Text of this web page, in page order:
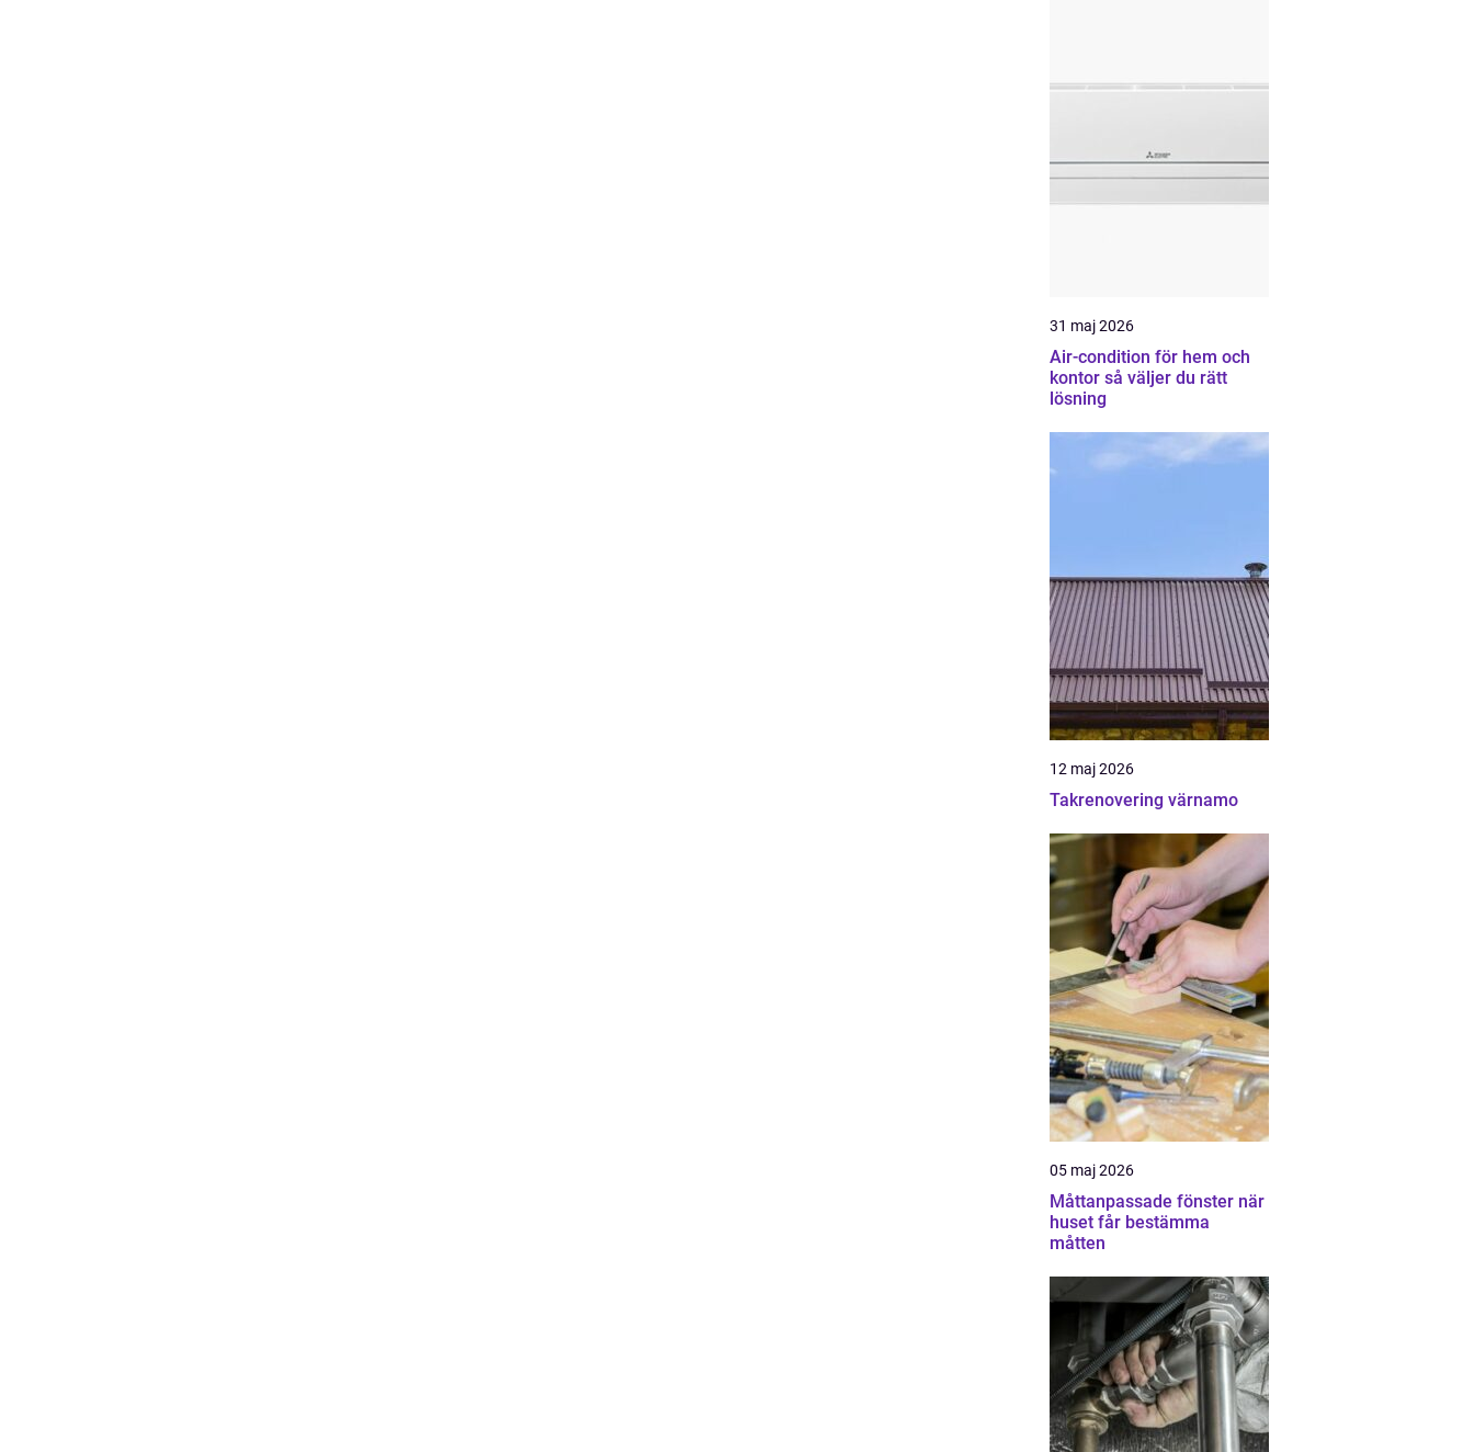
31 maj 2026
Air-condition för hem och
kontor så väljer du rätt
lösning
12 maj 2026
Takrenovering värnamo
05 maj 2026
Måttanpassade fönster när
huset får bestämma
måtten